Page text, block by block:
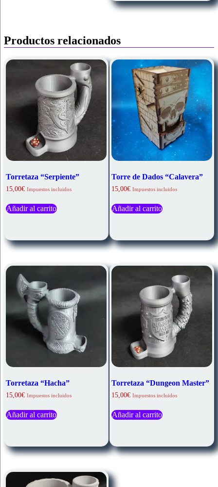
Productos relacionados
Torretaza “Serpiente”
15,00€ Impuestos incluidos
Añadir al carrito
Torre de Dados “Calavera”
15,00€ Impuestos incluidos
Añadir al carrito
Torretaza “Hacha”
15,00€ Impuestos incluidos
Añadir al carrito
Torretaza “Dungeon Master”
15,00€ Impuestos incluidos
Añadir al carrito